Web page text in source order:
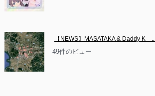
【NEWS】MASATAKA & Daddy K　
49件のビュー